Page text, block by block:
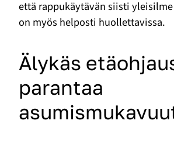
että rappukäytävän siisti
on myös helposti huollettavissa.
Älykäs
parantaa